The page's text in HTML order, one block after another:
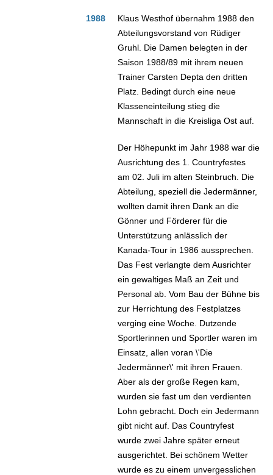
1988
Klaus Westhof übernahm 1988 den
Abteilungsvorstand von Rüdiger
Gruhl. Die Damen belegten in der
Saison 1988/89 mit ihrem neuen
Trainer Carsten Depta den dritten
Platz. Bedingt durch eine neue
Klasseneinteilung stieg die
Mannschaft in die Kreisliga Ost auf.
Der Höhepunkt im Jahr 1988 war die
Ausrichtung des 1. Countryfestes
am 02. Juli im alten Steinbruch. Die
Abteilung, speziell die Jedermänner,
wollten damit ihren Dank an die
Gönner und Förderer für die
Unterstützung anlässlich der
Kanada-Tour in 1986 aussprechen.
Das Fest verlangte dem Ausrichter
ein gewaltiges Maß an Zeit und
Personal ab. Vom Bau der Bühne bis
zur Herrichtung des Festplatzes
verging eine Woche. Dutzende
Sportlerinnen und Sportler waren im
Einsatz, allen voran \'Die
Jedermänner\' mit ihren Frauen.
Aber als der große Regen kam,
wurden sie fast um den verdienten
Lohn gebracht. Doch ein Jedermann
gibt nicht auf. Das Countryfest
wurde zwei Jahre später erneut
ausgerichtet. Bei schönem Wetter
wurde es zu einem unvergesslichen